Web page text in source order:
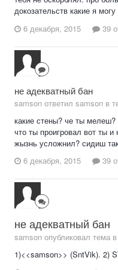
докозательств какие я
6 декабря, 2015
39
не адекватный бан
samson ответил samson в
какие стены? че ты
что ты проигровал вот ты
жызнь усложнил? сидиш
6 декабря, 2015
39
не адекватный бан
samson опубликовал тема в
1)<<samson>> (SntVik). 2)